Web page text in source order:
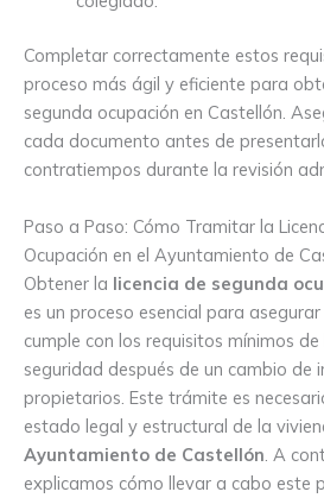
Completar correctamente estos
proceso más ágil y eficiente para
segunda ocupación en Castellón.
cada documento antes de
contratiempos durante la revisión
Paso a Paso: Cómo Tramitar la
Ocupación en el Ayuntamiento de
Obtener la licencia de segunda
es un proceso esencial para
cumple con los requisitos mínimos
seguridad después de un cambio de
propietarios. Este trámite es
estado legal y estructural de la
Ayuntamiento de Castellón . A
explicamos cómo llevar a cabo este